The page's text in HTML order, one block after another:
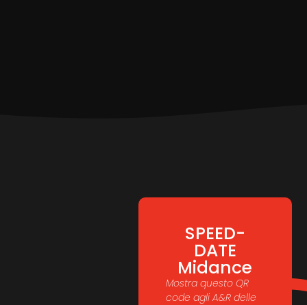
SPEED-
DATE
Midance
Mostra questo QR
code agli A&R delle